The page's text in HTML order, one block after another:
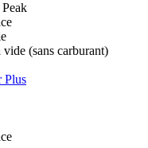
vide (sans carburant)
Plus